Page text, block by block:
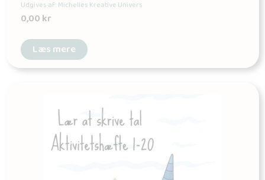
Udgives af: Michelles Kreative Univers
0,00kr
Læs mere